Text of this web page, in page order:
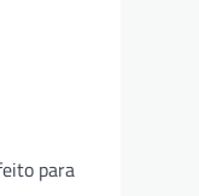
para